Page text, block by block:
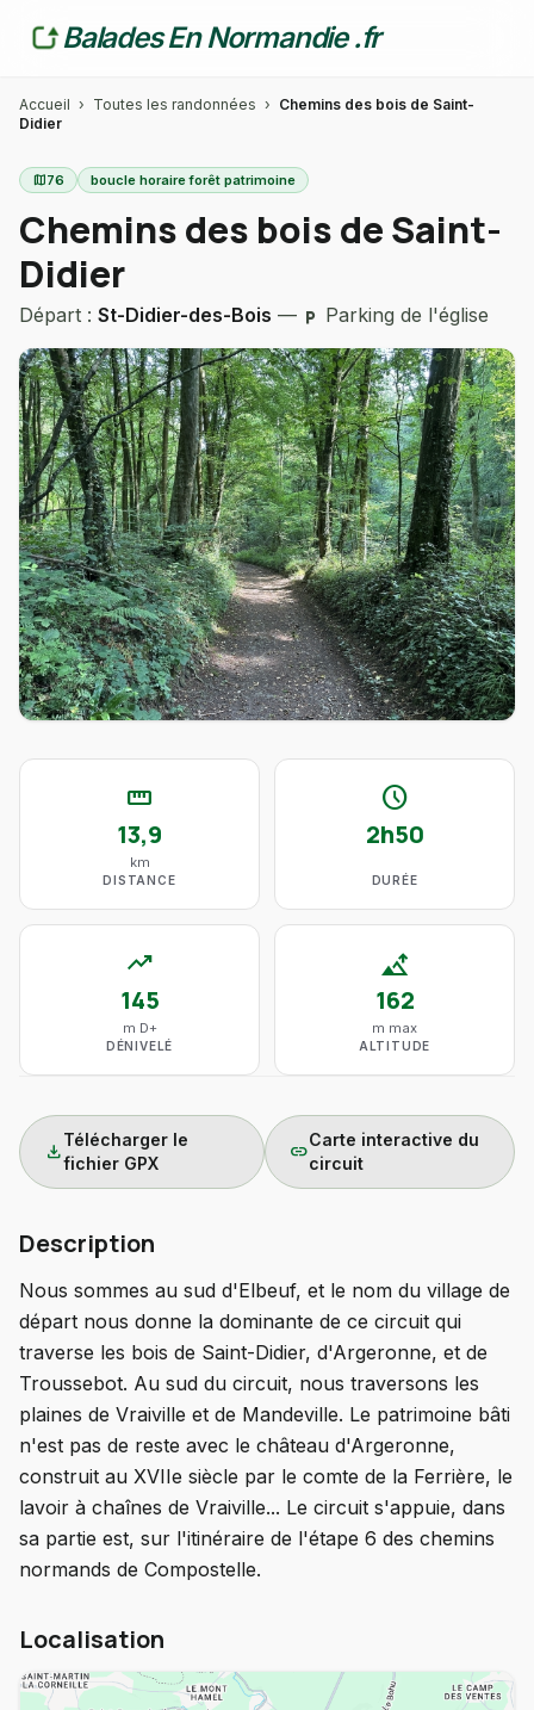
Balades En Normandie .fr
Accueil › Toutes les randonnées › Chemins des bois de Saint-
Didier
map76 boucle horaire forêt patrimoine
Chemins des bois de Saint-
Didier
Départ : St-Didier-des-Bois — local_parking Parking de l'église
straighten
13,9
km
DISTANCE
schedule
2h50
DURÉE
trending_up
145
m D+
DÉNIVELÉ
altitude
162
m max
ALTITUDE
download
Télécharger le
fichier GPX
link
Carte interactive du
circuit
Description
Nous sommes au sud d'Elbeuf, et le nom du village de
départ nous donne la dominante de ce circuit qui
traverse les bois de Saint-Didier, d'Argeronne, et de
Troussebot. Au sud du circuit, nous traversons les
plaines de Vraiville et de Mandeville. Le patrimoine bâti
n'est pas de reste avec le château d'Argeronne,
construit au XVIIe siècle par le comte de la Ferrière, le
lavoir à chaînes de Vraiville... Le circuit s'appuie, dans
sa partie est, sur l'itinéraire de l'étape 6 des chemins
normands de Compostelle.
Localisation